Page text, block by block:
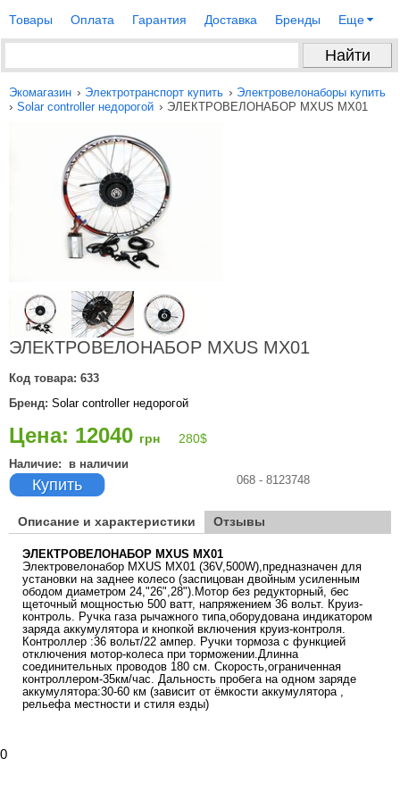
Товары Оплата Гарантия Доставка Бренды Еще
Экомагазин › Электротранспорт купить › Электровелонаборы купить
› Solar controller недорогой › ЭЛЕКТРОВЕЛОНАБОР MXUS MX01
ЭЛЕКТРОВЕЛОНАБОР MXUS MX01
Код товара: 633
Бренд: Solar controller недорогой
Цена: 12040 грн 280$
Наличие: в наличии
Купить 068 - 8123748
Описание и характеристики Отзывы
ЭЛЕКТРОВЕЛОНАБОР MXUS MX01
Электровелонабор MXUS MX01 (36V,500W),предназначен для
установки на заднее колесо (заспицован двойным усиленным
ободом диаметром 24,"26",28").Мотор без редукторный, бес
щеточный мощностью 500 ватт, напряжением 36 вольт. Круиз-
контроль. Ручка газа рычажного типа,оборудована индикатором
заряда аккумулятора и кнопкой включения круиз-контроля.
Контроллер :36 вольт/22 ампер. Ручки тормоза с функцией
отключения мотор-колеса при торможении.Длинна
соединительных проводов 180 см. Скорость,ограниченная
контроллером-35км/час. Дальность пробега на одном заряде
аккумулятора:30-60 км (зависит от ёмкости аккумулятора ,
рельефа местности и стиля езды)
0